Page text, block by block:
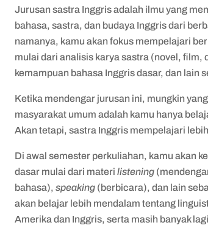
Jurusan sastra Inggris adalah ilmu yang
bahasa, sastra, dan budaya Inggris dari
namanya, kamu akan fokus mempelajari
mulai dari analisis karya sastra (novel, film,
kemampuan bahasa Inggris dasar, dan lain
Ketika mendengar jurusan ini, mungkin
masyarakat umum adalah kamu hanya
Akan tetapi, sastra Inggris mempelajari
Di awal semester perkuliahan, kamu akan
dasar mulai dari materilistening
bahasa),speaking (berbicara), dan lain
akan belajar lebih mendalam tentang
Amerika dan Inggris, serta masih banyak